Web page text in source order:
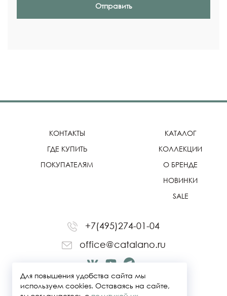
Отправить
КОНТАКТЫ
ГДЕ КУПИТЬ
ПОКУПАТЕЛЯМ
КАТАЛОГ
КОЛЛЕКЦИИ
О БРЕНДЕ
НОВИНКИ
SALE
+7(495)274-01-04
office@catalano.ru
Для повышения удобства сайта мы
используем cookies. Оставаясь на сайте,